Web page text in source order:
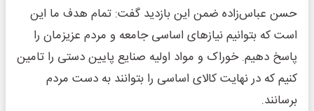
حسن عباس‌زاده ضمن این بازدید گفت: تمام هدف ما این
است که بتوانیم نیازهای اساسی جامعه و مردم عزیزمان را
پاسخ دهیم. خوراک و مواد اولیه صنایع پایین دستی را تامین
کنیم که در نهایت کالای اساسی را بتوانند به دست مردم
برسانند.